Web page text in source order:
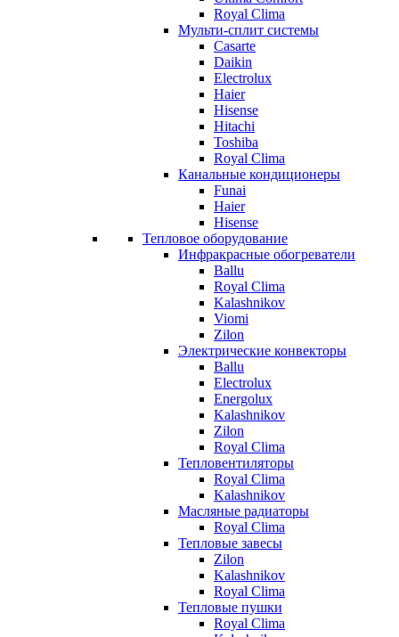
Royal Clima
Мульти-сплит системы
Casarte
Daikin
Electrolux
Haier
Hisense
Hitachi
Toshiba
Royal Clima
Канальные кондиционеры
Funai
Haier
Hisense
Тепловое оборудование
Инфракрасные обогреватели
Ballu
Royal Clima
Kalashnikov
Viomi
Zilon
Электрические конвекторы
Ballu
Electrolux
Energolux
Kalashnikov
Zilon
Royal Clima
Тепловентиляторы
Royal Clima
Kalashnikov
Масляные радиаторы
Royal Clima
Тепловые завесы
Zilon
Kalashnikov
Royal Clima
Тепловые пушки
Royal Clima